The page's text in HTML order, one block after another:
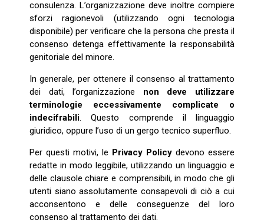
consulenza. L’organizzazione deve inoltre compiere
sforzi ragionevoli (utilizzando ogni tecnologia
disponibile) per verificare che la persona che presta il
consenso detenga effettivamente la responsabilità
genitoriale del minore.
In generale, per ottenere il consenso al trattamento
dei dati, l’organizzazione non deve utilizzare
terminologie eccessivamente complicate o
indecifrabili . Questo comprende il linguaggio
giuridico, oppure l’uso di un gergo tecnico superfluo.
Per questi motivi, le Privacy Policy devono essere
redatte in modo leggibile, utilizzando un linguaggio e
delle clausole chiare e comprensibili, in modo che gli
utenti siano assolutamente consapevoli di ciò a cui
acconsentono e delle conseguenze del loro
consenso al trattamento dei dati.